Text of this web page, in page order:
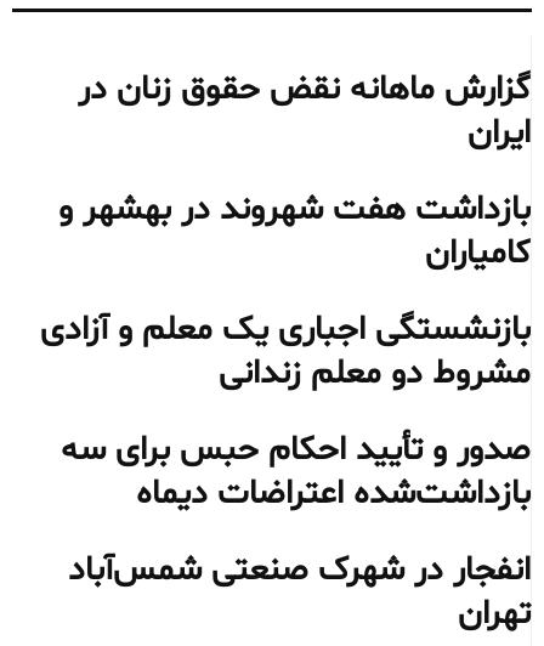
گزارش ماهانه نقض حقوق زنان در
ایران
بازداشت هفت شهروند در بهشهر و
کامیاران
بازنشستگی اجباری یک معلم و آزادی
مشروط دو معلم زندانی
صدور و تأیید احکام حبس برای سه
بازداشت‌شده اعتراضات دیماه
انفجار در شهرک صنعتی شمس‌آباد
تهران